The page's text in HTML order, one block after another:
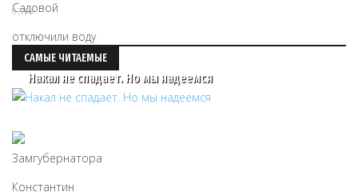
07/08
САМЫЕ ЧИТАЕМЫЕ
Накал не спадает. Но мы надеемся